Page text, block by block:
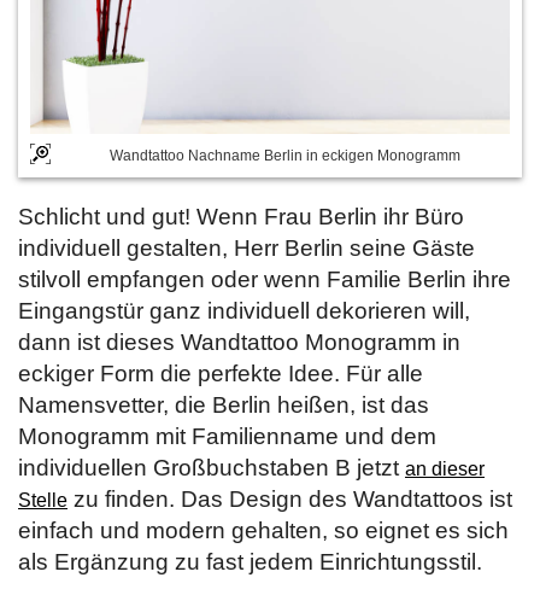
Wandtattoo Nachname Berlin in eckigen Monogramm
Schlicht und gut! Wenn Frau Berlin ihr Büro
individuell gestalten, Herr Berlin seine Gäste
stilvoll empfangen oder wenn Familie Berlin ihre
Eingangstür ganz individuell dekorieren will,
dann ist dieses Wandtattoo Monogramm in
eckiger Form die perfekte Idee. Für alle
Namensvetter, die Berlin heißen, ist das
Monogramm mit Familienname und dem
individuellen Großbuchstaben B jetzt an dieser
Stelle zu finden. Das Design des Wandtattoos ist
einfach und modern gehalten, so eignet es sich
als Ergänzung zu fast jedem Einrichtungsstil.